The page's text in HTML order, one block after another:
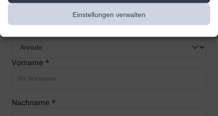
Einstellungen verwalten
Besuch bei uns in der Apotheke abholen.
Vorname *
Nachname *